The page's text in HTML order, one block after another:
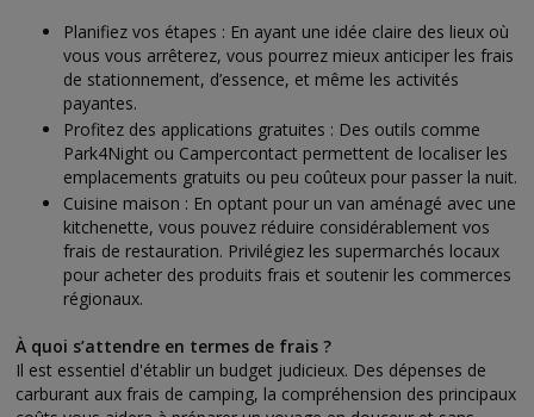
Planifiez vos étapes : En ayant une idée claire des lieux où
vous vous arrêterez, vous pourrez mieux anticiper les frais
de stationnement, d’essence, et même les activités
payantes.
Profitez des applications gratuites : Des outils comme
Park4Night ou Campercontact permettent de localiser les
emplacements gratuits ou peu coûteux pour passer la nuit.
Cuisine maison : En optant pour un van aménagé avec une
kitchenette, vous pouvez réduire considérablement vos
frais de restauration. Privilégiez les supermarchés locaux
pour acheter des produits frais et soutenir les commerces
régionaux.
À quoi s’attendre en termes de frais ?
Il est essentiel d'établir un budget judicieux. Des dépenses de
carburant aux frais de camping, la compréhension des principaux